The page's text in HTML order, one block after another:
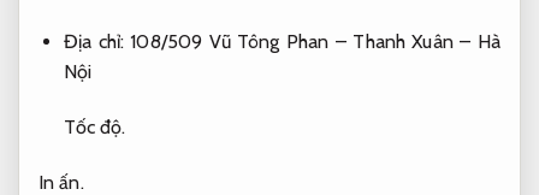
Địa chỉ: 108/509 Vũ Tông Phan – Thanh Xuân – Hà
Nội
Tốc độ.
In ấn.